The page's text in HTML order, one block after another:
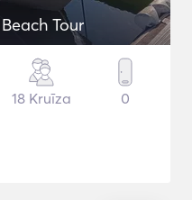
Tour
18 Kruīza 0